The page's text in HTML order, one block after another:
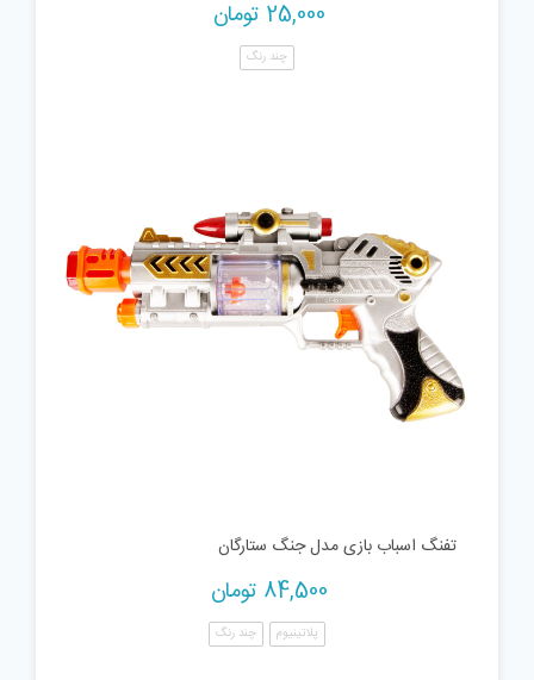
25,000 تومان
چند رنگ
تفنگ اسباب بازی مدل جنگ ستارگان
84,500 تومان
پلاتینیوم چند رنگ